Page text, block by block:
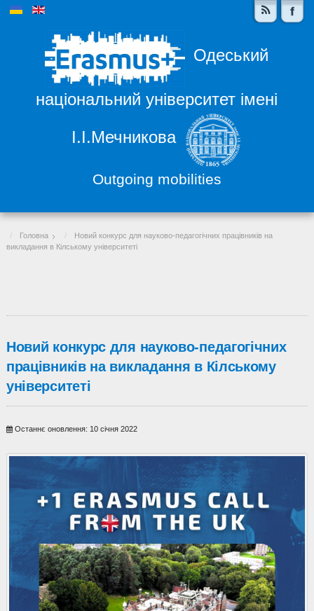
Одеський
національний університет імені
І.І.Мечникова
Outgoing mobilities
Головна
Новий конкурс для науково-педагогічних працівників на
викладання в Кілському університеті
Новий конкурс для науково-педагогічних
працівників на викладання в Кілському
університеті
Останнє оновлення: 10 січня 2022